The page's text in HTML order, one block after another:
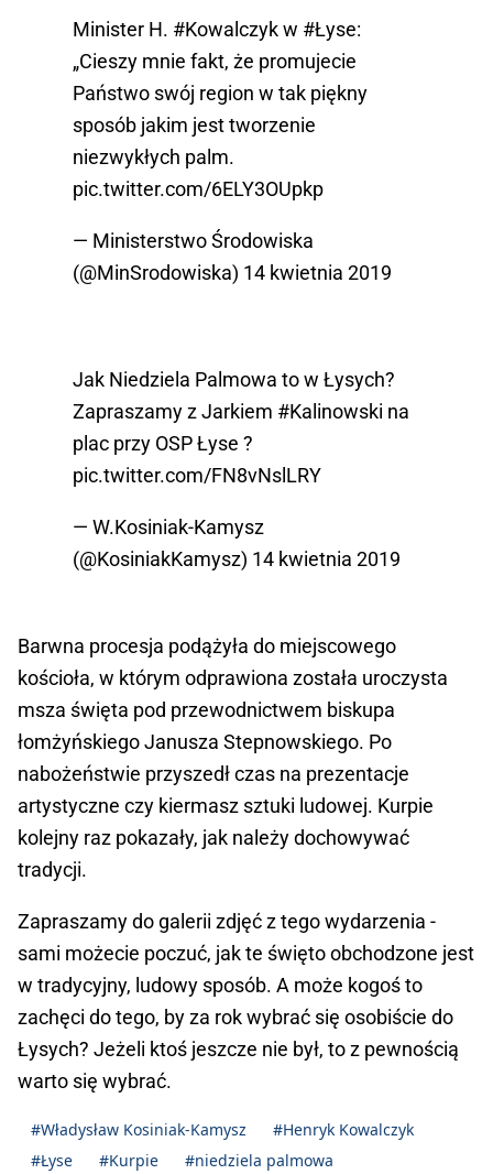
Minister H. #Kowalczykw #Łyse:
„Cieszy mnie fakt, że promujecie
Państwo swój region w tak piękny
sposób jakim jest tworzenie
niezwykłych palm.
pic.twitter.com/6ELY3OUpkp
— Ministerstwo Środowiska
(@MinSrodowiska) 14 kwietnia 2019
Jak Niedziela Palmowa to w Łysych?
Zapraszamy z Jarkiem #Kalinowski na
plac przy OSP Łyse ?
pic.twitter.com/FN8vNslLRY
— W.Kosiniak-Kamysz
(@KosiniakKamysz) 14 kwietnia 2019
Barwna procesja podążyła do miejscowego
kościoła, w którym odprawiona została uroczysta
msza święta pod przewodnictwem biskupa
łomżyńskiego Janusza Stepnowskiego. Po
nabożeństwie przyszedł czas na prezentacje
artystyczne czy kiermasz sztuki ludowej. Kurpie
kolejny raz pokazały, jak należy dochowywać
tradycji.
Zapraszamy do galerii zdjęć z tego wydarzenia -
sami możecie poczuć, jak te święto obchodzone jest
w tradycyjny, ludowy sposób. A może kogoś to
zachęci do tego, by za rok wybrać się osobiście do
Łysych? Jeżeli ktoś jeszcze nie był, to z pewnością
warto się wybrać.
#Władysław Kosiniak-Kamysz
#Henryk Kowalczyk
#Łyse
#Kurpie #niedziela palmowa